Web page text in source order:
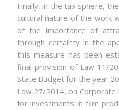
Finally, in the tax sphere,
cultural nature of the work
of the importance of
through certainty in the
this measure has been
final provision of Law 11/
State Budget for the year
Law 27/2014, on Corporate
for investments in film